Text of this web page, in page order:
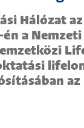
Hálózat
a